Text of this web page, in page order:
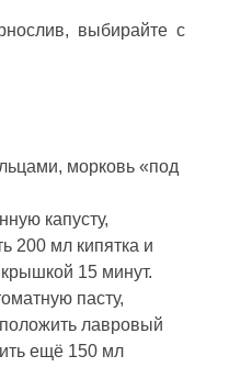
выбирайте с
морковь «под
капусту,
200 мл кипятка и
15 минут.
пасту,
лавровый
ещё 150 мл